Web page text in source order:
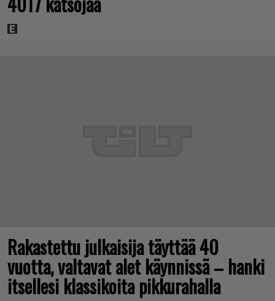
Rakastettu julkaisija täyttää 40
vuotta, valtavat alet käynnissä – hanki
itsellesi klassikoita pikkurahalla